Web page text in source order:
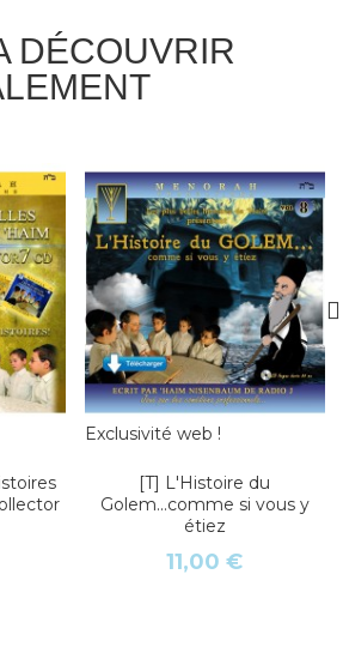
DÉCOUVRIR
Exclusivité web !
[T] L'Histoire du
Golem...comme si vous y
étiez
11,00 €